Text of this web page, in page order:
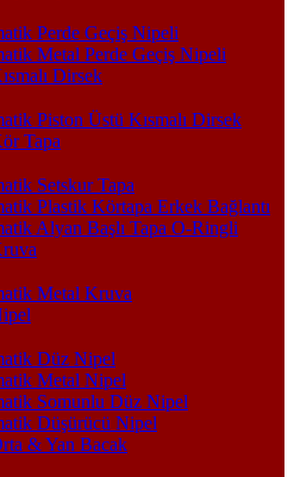
Perde Geçiş Nipeli
Metal Perde Geçiş Nipeli
Dirsek
Piston Üstü Kısmalı Dirsek
Tapa
Setskur Tapa
Plastik Körtapa Erkek Bağlantı
Alyan Başlı Tapa O-Ringli
Metal Kruva
Düz Nipel
Metal Nipel
Somunlu Düz Nipel
Düşürücü Nipel
& Yan Bacak